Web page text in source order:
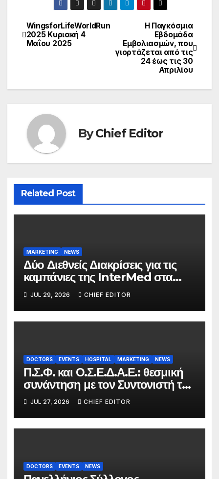
Post
navigation
Η Παγκόσμια
Εβδομάδα
Εμβολιασμών, που
γιορτάζεται από τις
24 έως τις 30
Απριλίου
WingsforLifeWorldRun
2025 Κυριακή 4
Μαΐου 2025
ByChief Editor
Related Post
MARKETING NEWS
Δύο Διεθνείς Διακρίσεις για τις
καμπάνιες της InterMed στα
FOOH Awards 2026
JUL 29, 2026 CHIEF EDITOR
DOCTORS EVENTS HOSPITAL MARKETING NEWS
Π.Σ.Φ. και Ο.Σ.Ε.Δ.Α.Ε.: θεσμική
συνάντηση με τον Συντονιστή του
Γραφείου του Πρωθυπουργού
JUL 27, 2026 CHIEF EDITOR
DOCTORS EVENTS NEWS